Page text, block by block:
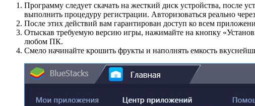
Программу следует скачать на жесткий диск устройства, после
выполнить процедуру регистрации. Авторизоваться реально
После этих действий вам гарантирован доступ ко всем
Отыскав требуемую версию игры, нажимайте на кнопку
любом ПК.
Смело начинайте крошить фрукты и наполнять емкость